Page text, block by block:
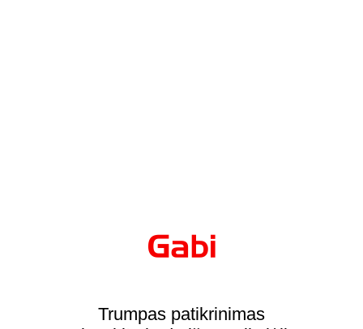
Trumpas patikrinimas